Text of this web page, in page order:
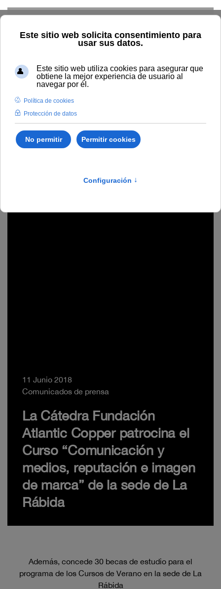
11 Junio 2018
Comunicados de prensa
La Cátedra Fundación
Atlantic Copper patrocina el
Curso “Comunicación y
medios, reputación e imagen
de marca” de la sede de La
Rábida
Además, concede 30 becas de estudio para el
programa de los Cursos de Verano en la sede de La
Rábida